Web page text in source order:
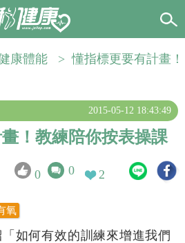
康體能 >懂指標更要有計畫！
2015-05-12 18:43:49
！教練陪你按表操課
0 0 2
氧
如何有效的訓練來增進我們